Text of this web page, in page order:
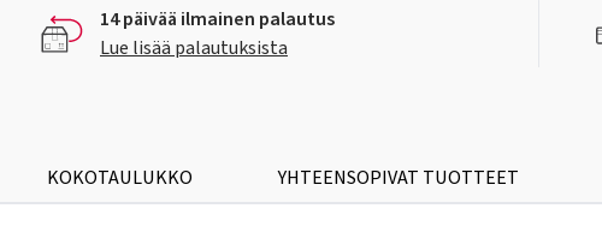
14 päivää ilmainen palautus
Lue lisää palautuksista
KOKOTAULUKKO YHTEENSOPIVAT TUOTTEET